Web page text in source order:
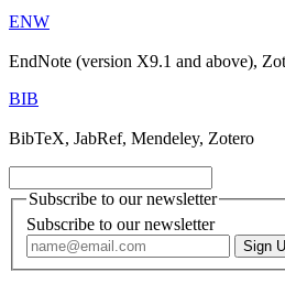
ENW
EndNote (version X9.1 and above),
BIB
BibTeX, JabRef, Mendeley, Zotero
Subscribe to our newsletter
Subscribe to our newsletter